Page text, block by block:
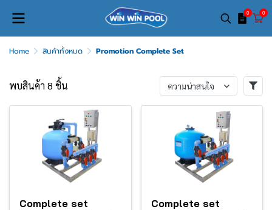
0 0
Home สินค้าทั้งหมด Promotion Complete Set
พบสินค้า 8 ชิ้น ความน่าสนใจ
Complete set
Complete set